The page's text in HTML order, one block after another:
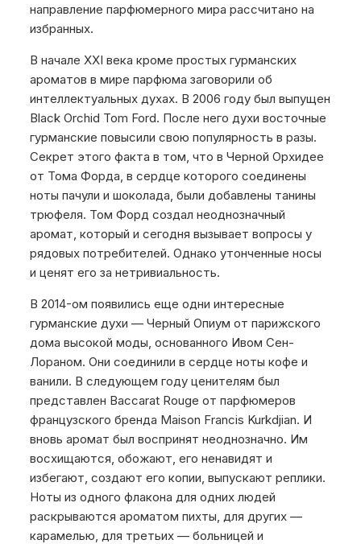
направление парфюмерного мира рассчитано на
избранных.
В начале XXI века кроме простых гурманских
ароматов в мире парфюма заговорили об
интеллектуальных духах. В 2006 году был выпущен
Black Orchid Tom Ford. После него духи восточные
гурманские повысили свою популярность в разы.
Секрет этого факта в том, что в Черной Орхидее
от Тома Форда, в сердце которого соединены
ноты пачули и шоколада, были добавлены танины
трюфеля. Том Форд создал неоднозначный
аромат, который и сегодня вызывает вопросы у
рядовых потребителей. Однако утонченные носы
и ценят его за нетривиальность.
В 2014-ом появились еще одни интересные
гурманские духи — Черный Опиум от парижского
дома высокой моды, основанного Ивом Сен-
Лораном. Они соединили в сердце ноты кофе и
ванили. В следующем году ценителям был
представлен Baccarat Rouge от парфюмеров
французского бренда Maison Francis Kurkdjian. И
вновь аромат был воспринят неоднозначно. Им
восхищаются, обожают, его ненавидят и
избегают, создают его копии, выпускают реплики.
Ноты из одного флакона для одних людей
раскрываются ароматом пихты, для других —
карамелью, для третьих — больницей и